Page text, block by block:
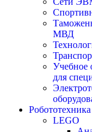
МВД
Учебное
для
Робототехника
LEGO